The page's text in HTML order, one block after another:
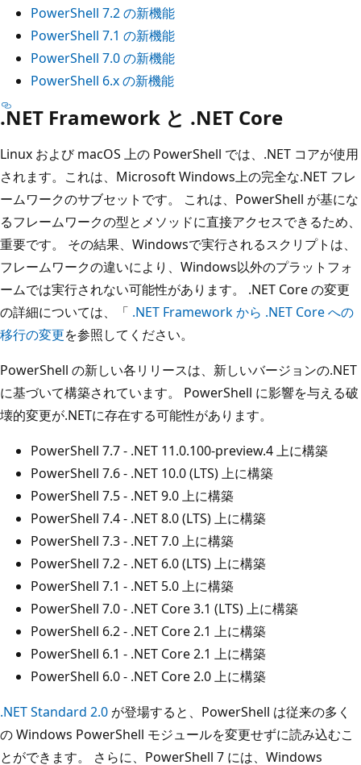
PowerShell 7.2 の新機能
PowerShell 7.1 の新機能
PowerShell 7.0 の新機能
PowerShell 6.x の新機能
.NET Framework と .NET Core
Linux および macOS 上の PowerShell では、.NET コアが使用
されます。これは、Microsoft Windows上の完全な.NET フレ
ームワークのサブセットです。 これは、PowerShell が基にな
るフレームワークの型とメソッドに直接アクセスできるため、
重要です。 その結果、Windowsで実行されるスクリプトは、
フレームワークの違いにより、Windows以外のプラットフォ
ームでは実行されない可能性があります。 .NET Core の変更
の詳細については、「 .NET Framework から .NET Core への
移行の変更を参照してください。
PowerShell の新しい各リリースは、新しいバージョンの.NET
に基づいて構築されています。 PowerShell に影響を与える破
壊的変更が.NETに存在する可能性があります。
PowerShell 7.7 - .NET 11.0.100-preview.4 上に構築
PowerShell 7.6 - .NET 10.0 (LTS) 上に構築
PowerShell 7.5 - .NET 9.0 上に構築
PowerShell 7.4 - .NET 8.0 (LTS) 上に構築
PowerShell 7.3 - .NET 7.0 上に構築
PowerShell 7.2 - .NET 6.0 (LTS) 上に構築
PowerShell 7.1 - .NET 5.0 上に構築
PowerShell 7.0 - .NET Core 3.1 (LTS) 上に構築
PowerShell 6.2 - .NET Core 2.1 上に構築
PowerShell 6.1 - .NET Core 2.1 上に構築
PowerShell 6.0 - .NET Core 2.0 上に構築
.NET Standard 2.0 が登場すると、PowerShell は従来の多く
の Windows PowerShell モジュールを変更せずに読み込むこ
とができます。 さらに、PowerShell 7 には、Windows